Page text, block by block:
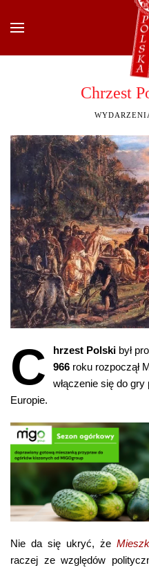
Przejdź do głównej treści
Chrzest
C hrzest Polski był
966 roku rozpoczął
włączenie się do
Europie.
Nie da się ukryć, że
raczej ze względów